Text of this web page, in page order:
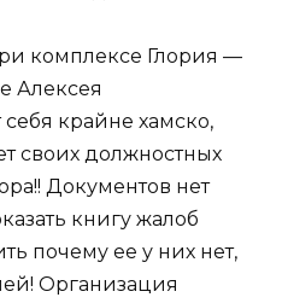
комплексе Глория —
Алексея
крайне хамско,
своих должностных
Документов нет
книгу жалоб
почему ее у них нет,
Организация